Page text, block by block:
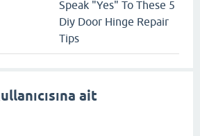
Speak "Yes" To These 5
Diy Door Hinge Repair
Tips
ait